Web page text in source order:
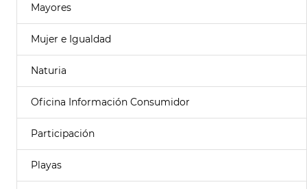
Mayores
Mujer e Igualdad
Naturia
Oficina Información Consumidor
Participación
Playas